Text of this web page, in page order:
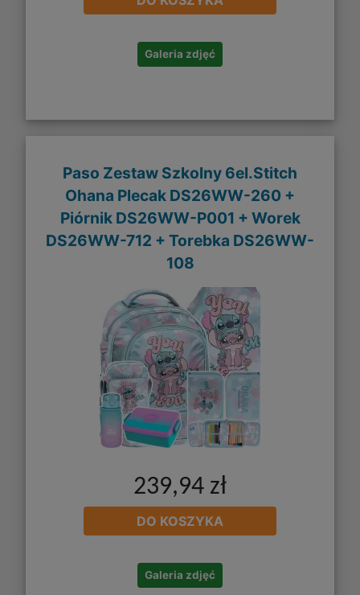
Galeria zdjęć
Paso Zestaw Szkolny 6el.Stitch
Ohana Plecak DS26WW-260 +
Piórnik DS26WW-P001 + Worek
DS26WW-712 + Torebka DS26WW-
108
239,94 zł
DO KOSZYKA
Galeria zdjęć